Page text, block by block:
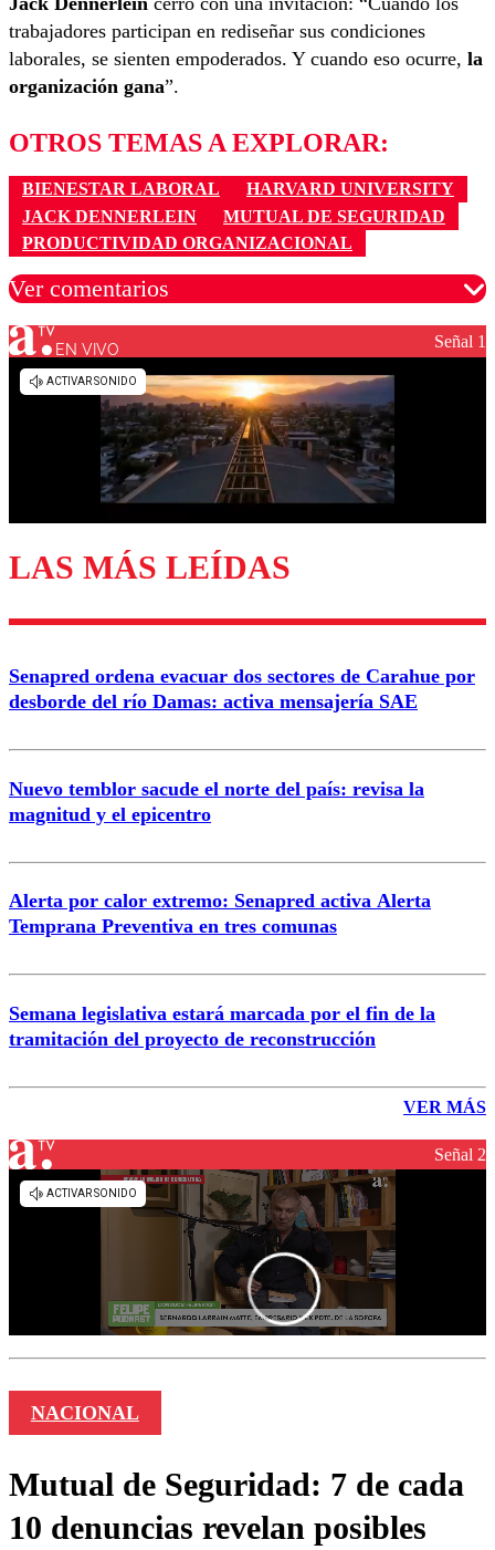
trabajadores participan en rediseñar sus condiciones
laborales, se sienten empoderados. Y cuando eso ocurre, la
organización gana”.
OTROS TEMAS A EXPLORAR:
BIENESTAR LABORAL
HARVARD UNIVERSITY
JACK DENNERLEIN
MUTUAL DE SEGURIDAD
PRODUCTIVIDAD ORGANIZACIONAL
Ver comentarios
Los comentarios son moderados para garantizar un
diálogo respetuoso.
Enviar comentario
EN VIVO Señal 1
LAS MÁS LEÍDAS
Senapred ordena evacuar dos sectores de Carahue por
desborde del río Damas: activa mensajería SAE
Nuevo temblor sacude el norte del país: revisa la
magnitud y el epicentro
Alerta por calor extremo: Senapred activa Alerta
Temprana Preventiva en tres comunas
Semana legislativa estará marcada por el fin de la
tramitación del proyecto de reconstrucción
VER MÁS
Señal 2
NACIONAL
Mutual de Seguridad: 7 de cada
10 denuncias revelan posibles